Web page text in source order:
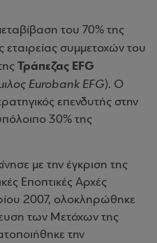
του 70% της
εταιρείας συμμετοχών του
Τράπεζας EFG
Eurobank EFG). Ο
επενδυτής στην
30% της
με την έγκριση της
Εποπτικές Αρχές
2007, ολοκληρώθηκε
των Μετόχων της
την